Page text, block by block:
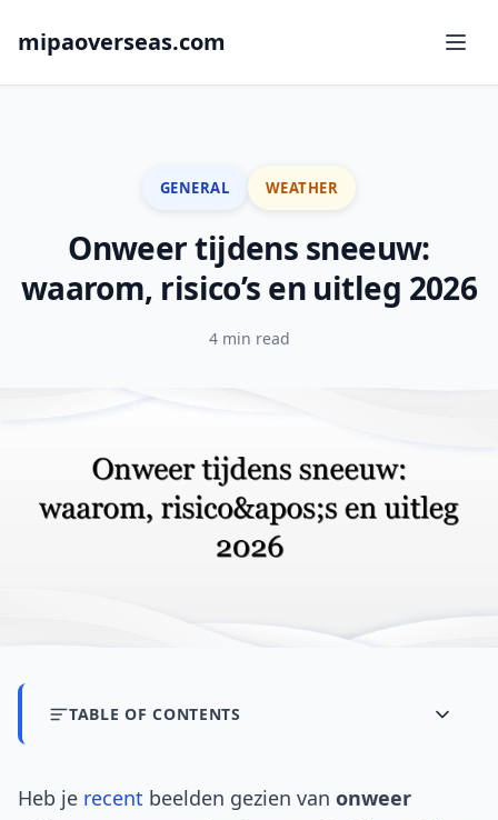
mipaoverseas.com
GENERAL WEATHER
Onweer tijdens sneeuw:
waarom, risico’s en uitleg 2026
4 min read
TABLE OF CONTENTS
Heb je recent beelden gezien van onweer